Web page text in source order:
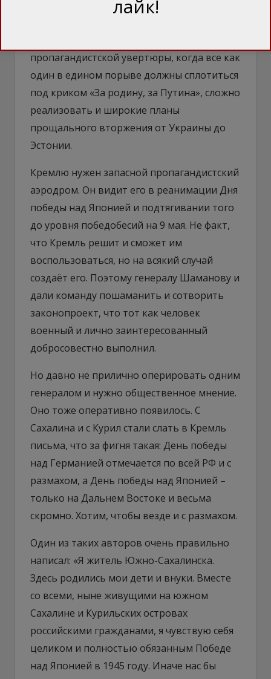
похоже, тоже. Соответственно, не будет и
пропагандистской увертюры, когда все как
один в едином порыве должны сплотиться
под криком «За родину, за Путина», сложно
реализовать и широкие планы
прощального вторжения от Украины до
Эстонии.
Кремлю нужен запасной пропагандистский
аэродром. Он видит его в реанимации Дня
победы над Японией и подтягивании того
до уровня победобесий на 9 мая. Не факт,
что Кремль решит и сможет им
воспользоваться, но на всякий случай
создаёт его. Поэтому генералу Шаманову и
дали команду пошаманить и сотворить
законопроект, что тот как человек
военный и лично заинтересованный
добросовестно выполнил.
Но давно не прилично оперировать одним
генералом и нужно общественное мнение.
Оно тоже оперативно появилось. С
Сахалина и с Курил стали слать в Кремль
письма, что за фигня такая: День победы
над Германией отмечается по всей РФ и с
размахом, а День победы над Японией –
только на Дальнем Востоке и весьма
скромно. Хотим, чтобы везде и с размахом.
Один из таких авторов очень правильно
написал: «Я житель Южно-Сахалинска.
Здесь родились мои дети и внуки. Вместе
со всеми, ныне живущими на южном
Сахалине и Курильских островах
российскими гражданами, я чувствую себя
целиком и полностью обязанным Победе
над Японией в 1945 году. Иначе нас бы
лайк!